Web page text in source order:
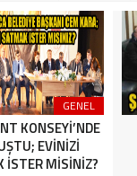
basın bu ülkenin
festival
GENEL
KONSEYİ’NDE
EVİNİZİ
İSTER MİSİNİZ?